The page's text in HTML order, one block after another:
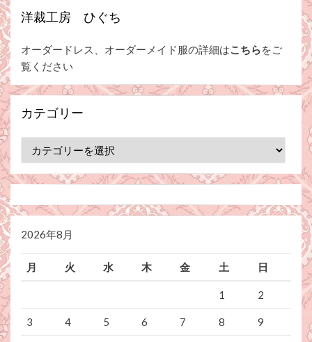
洋裁工房 ひぐち
オーダードレス、オーダーメイド服の詳細はこちらをご
覧ください
カテゴリー
テ
ゴ
ー
2026年8月
月 火 水 木 金 土 日
1 2
3 4 5 6 7 8 9